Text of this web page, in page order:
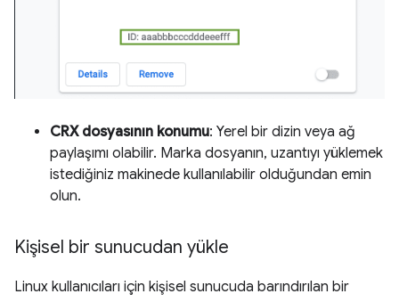
CRX dosyasının konumu: Yerel bir dizin veya ağ
paylaşımı olabilir. Marka dosyanın, uzantıyı yüklemek
istediğiniz makinede kullanılabilir olduğundan emin
olun.
Kişisel bir sunucudan yükle
Linux kullanıcıları için kişisel sunucuda barındırılan bir